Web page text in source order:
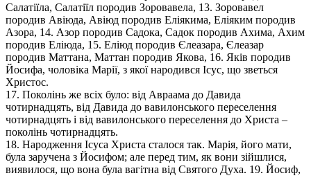
Салатіїла, Салатіїл породив Зоровавела, 13. Зоровавел
породив Авіюда, Авіюд породив Еліякима, Еліяким породив
Азора, 14. Азор породив Садока, Садок породив Ахима, Ахим
породив Еліюда, 15. Еліюд породив Єлеазара, Єлеазар
породив Маттана, Маттан породив Якова, 16. Яків породив
Йосифа, чоловіка Марії, з якої народився Ісус, що зветься
Христос.
17. Поколінь же всіх було: від Авраама до Давида
чотирнадцять, від Давида до вавилонського переселення
чотирнадцять і від вавилонського переселення до Христа –
поколінь чотирнадцять.
18. Народження Ісуса Христа сталося так. Марія, його мати,
була заручена з Йосифом; але перед тим, як вони зійшлися,
виявилося, що вона була вагітна від Святого Духа. 19. Йосиф,